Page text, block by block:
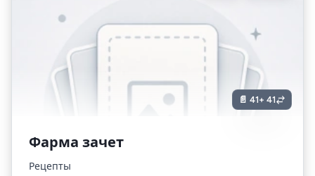
📄 41+ 41
Фарма зачет
Рецепты